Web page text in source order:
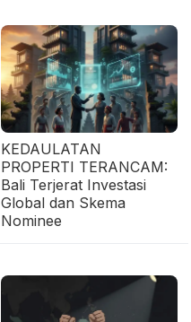
KEDAULATAN
PROPERTI TERANCAM:
Bali Terjerat Investasi
Global dan Skema
Nominee